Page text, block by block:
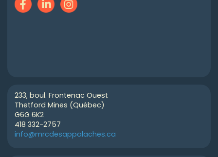
233, boul. Frontenac Ouest
Thetford Mines (Québec)
G6G 6K2
418 332-2757
info@mrcdesappalaches.ca